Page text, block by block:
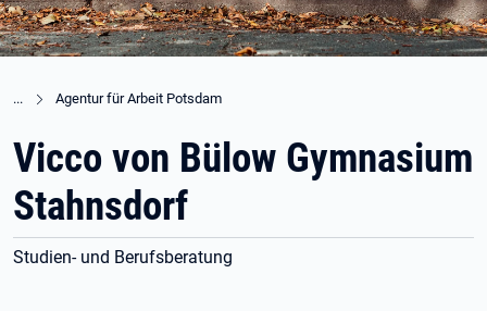
Agentur für Arbeit Potsdam
Vicco von Bülow Gymnasium
Stahnsdorf
Studien- und Berufsberatung